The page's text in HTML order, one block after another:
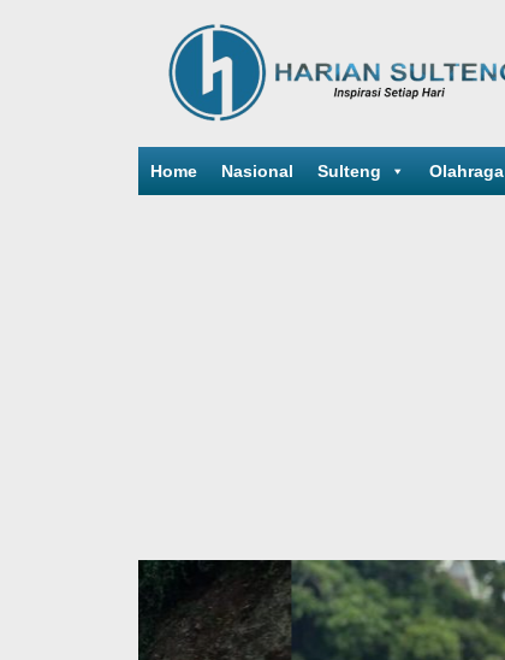
Home Nasional Sulteng Olahraga